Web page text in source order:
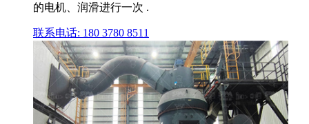
的电机、润滑进行一次 .
联系电话: 180 3780 8511